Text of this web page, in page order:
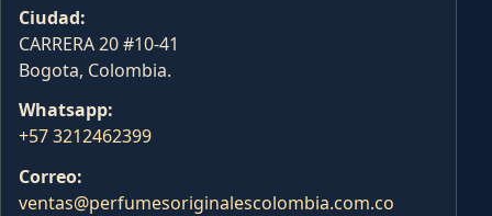
Ciudad:
CARRERA 20 #10-41
Bogota, Colombia.
Whatsapp:
+57 3212462399
Correo:
ventas@perfumesoriginalescolombia.com.co